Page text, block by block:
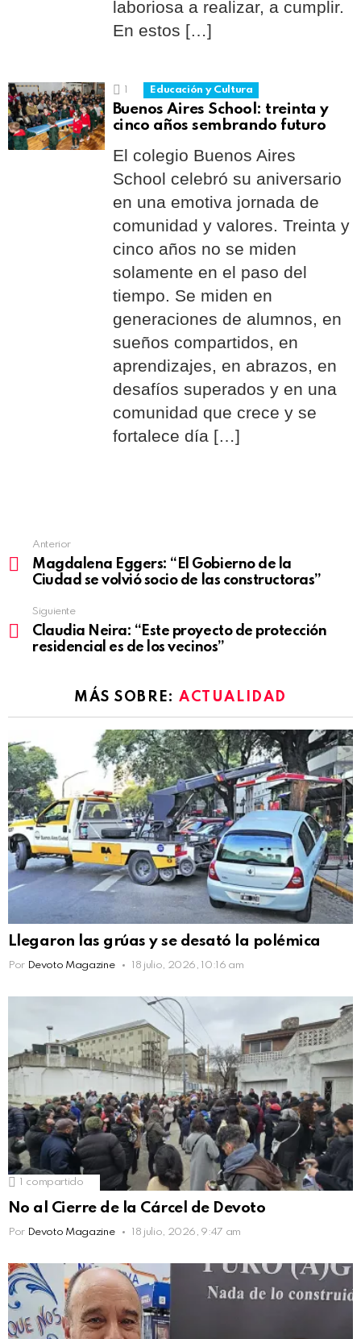
laboriosa a realizar, a cumplir.
En estos […]
1 Educación y Cultura
Buenos Aires School: treinta y
cinco años sembrando futuro
El colegio Buenos Aires
School celebró su aniversario
en una emotiva jornada de
comunidad y valores. Treinta y
cinco años no se miden
solamente en el paso del
tiempo. Se miden en
generaciones de alumnos, en
sueños compartidos, en
aprendizajes, en abrazos, en
desafíos superados y en una
comunidad que crece y se
fortalece día […]
See
more
Anterior
Magdalena Eggers: “El Gobierno de la
Ciudad se volvió socio de las constructoras”
Siguiente
Claudia Neira: “Este proyecto de protección
residencial es de los vecinos”
MÁS SOBRE:ACTUALIDAD
Llegaron las grúas y se desató la polémica
Por Devoto Magazine 18 julio, 2026, 10:16 am
1 compartido
No al Cierre de la Cárcel de Devoto
Por Devoto Magazine 18 julio, 2026, 9:47 am